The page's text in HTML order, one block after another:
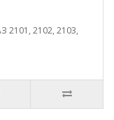
2101, 2102, 2103,